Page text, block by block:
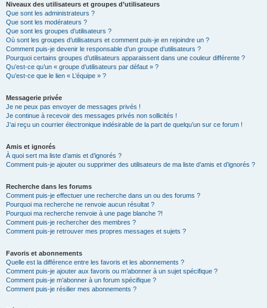
Niveaux des utilisateurs et groupes d’utilisateurs
Que sont les administrateurs ?
Que sont les modérateurs ?
Que sont les groupes d’utilisateurs ?
Où sont les groupes d’utilisateurs et comment puis-je en rejoindre un ?
Comment puis-je devenir le responsable d’un groupe d’utilisateurs ?
Pourquoi certains groupes d’utilisateurs apparaissent dans une couleur différente ?
Qu’est-ce qu’un « groupe d’utilisateurs par défaut » ?
Qu’est-ce que le lien « L’équipe » ?
Messagerie privée
Je ne peux pas envoyer de messages privés !
Je continue à recevoir des messages privés non sollicités !
J’ai reçu un courrier électronique indésirable de la part de quelqu’un sur ce forum !
Amis et ignorés
À quoi sert ma liste d’amis et d’ignorés ?
Comment puis-je ajouter ou supprimer des utilisateurs de ma liste d’amis et d’ignorés ?
Recherche dans les forums
Comment puis-je effectuer une recherche dans un ou des forums ?
Pourquoi ma recherche ne renvoie aucun résultat ?
Pourquoi ma recherche renvoie à une page blanche ?!
Comment puis-je rechercher des membres ?
Comment puis-je retrouver mes propres messages et sujets ?
Favoris et abonnements
Quelle est la différence entre les favoris et les abonnements ?
Comment puis-je ajouter aux favoris ou m’abonner à un sujet spécifique ?
Comment puis-je m’abonner à un forum spécifique ?
Comment puis-je résilier mes abonnements ?